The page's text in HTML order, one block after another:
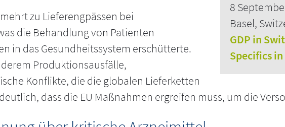
8
Basel,
GDP in
Specifics
zu Lieferengpässen bei
die Behandlung von Patienten
in das Gesundheitssystem erschütterte.
Produktionsausfälle,
Konflikte, die die globalen Lieferketten
dass die EU Maßnahmen ergreifen muss, um die